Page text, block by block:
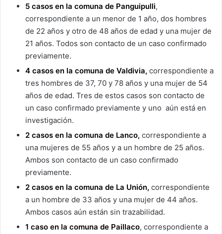
5 casos en la comuna de Panguipulli,
correspondiente a un menor de 1 año, dos hombres
de 22 años y otro de 48 años de edad y una mujer de
21 años. Todos son contacto de un caso confirmado
previamente.
4 casos en la comuna de Valdivia, correspondiente a
tres hombres de 37, 70 y 78 años y una mujer de 54
años de edad. Tres de estos casos son contacto de
un caso confirmado previamente y uno aún está en
investigación.
2 casos en la comuna de Lanco, correspondiente a
una mujeres de 55 años y a un hombre de 25 años.
Ambos son contacto de un caso confirmado
previamente.
2 casos en la comuna de La Unión, correspondiente
a un hombre de 33 años y una mujer de 44 años.
Ambos casos aún están sin trazabilidad.
1 caso en la comuna de Paillaco, correspondiente a